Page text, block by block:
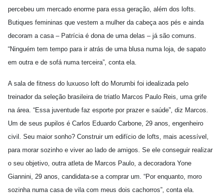
percebeu um mercado enorme para essa geração, além dos lofts.
Butiques femininas que vestem a mulher da cabeça aos pés e ainda
decoram a casa – Patrícia é dona de uma delas – já são comuns.
“Ninguém tem tempo para ir atrás de uma blusa numa loja, de sapato
em outra e de sofá numa terceira”, conta ela.
A sala de fitness do luxuoso loft do Morumbi foi idealizada pelo
treinador da seleção brasileira de triatlo Marcos Paulo Reis, uma grife
na área. “Essa juventude faz esporte por prazer e saúde”, diz Marcos.
Um de seus pupilos é Carlos Eduardo Carbone, 29 anos, engenheiro
civil. Seu maior sonho? Construir um edifício de lofts, mais acessível,
para morar sozinho e viver ao lado de amigos. Se ele conseguir realizar
o seu objetivo, outra atleta de Marcos Paulo, a decoradora Yone
Giannini, 29 anos, candidata-se a comprar um. “Por enquanto, moro
sozinha numa casa de vila com meus dois cachorros”, conta ela.